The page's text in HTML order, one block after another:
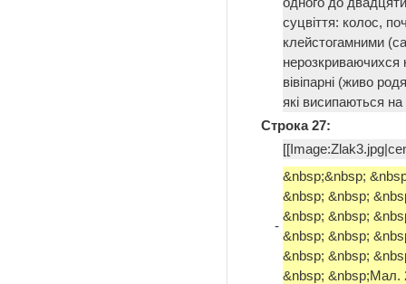
суцвіття: колос,
клейстогамними
нерозкриваючихся
вівіпарні (живо
які висипаються
Строка 27:
-
&nbsp;&nbsp;
&nbsp; &nbsp;
&nbsp; &nbsp;
&nbsp; &nbsp;
&nbsp; &nbsp;
&nbsp; &nbsp;Мал.